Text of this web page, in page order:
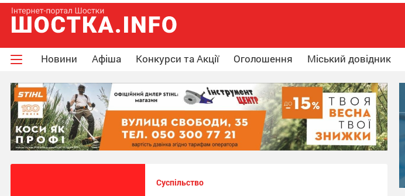
Новини Афіша Конкурси та Акції Оголошення Міський довідник
Суспільство